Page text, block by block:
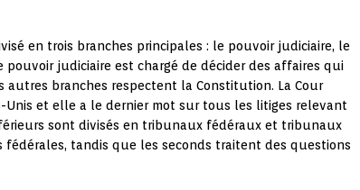
en trois branches principales : le pouvoir judiciaire, le
judiciaire est chargé de décider des affaires qui
branches respectent la Constitution. La Cour
et elle a le dernier mot sur tous les litiges relevant
sont divisés en tribunaux fédéraux et tribunaux
fédérales, tandis que les seconds traitent des questions